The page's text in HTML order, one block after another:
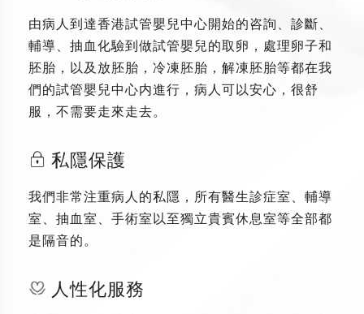
由病人到達香港試管嬰兒中心開始的咨詢、診斷、
輔導、抽血化驗到做試管嬰兒的取卵，處理卵子和
胚胎，以及放胚胎，冷凍胚胎，解凍胚胎等都在我
們的試管嬰兒中心内進行，病人可以安心，很舒
服，不需要走來走去。
私隱保護
我們非常注重病人的私隱，所有醫生診症室、輔導
室、抽血室、手術室以至獨立貴賓休息室等全部都
是隔音的。
人性化服務